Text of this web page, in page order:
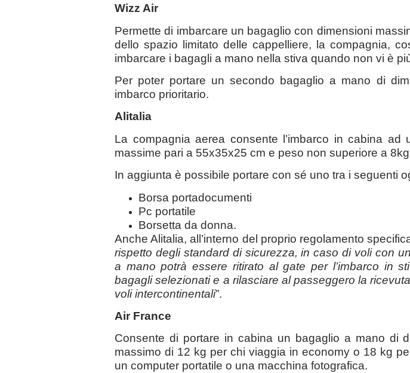
Wizz Air
Permette di imbarcare un bagaglio con dimensioni
dello spazio limitato delle cappelliere, la compagnia,
imbarcare i bagagli a mano nella stiva quando non vi è
Per poter portare un secondo bagaglio a mano di
imbarco prioritario.
Alitalia
La compagnia aerea consente l’imbarco in cabina
massime pari a 55x35x25 cm e peso non superiore a
In aggiunta è possibile portare con sé uno tra i seguenti
Borsa portadocumenti
Pc portatile
Borsetta da donna.
Anche Alitalia, all’interno del proprio regolamento
rispetto degli standard di sicurezza, in caso di voli con
a mano potrà essere ritirato al gate per l’imbarco in
bagagli selezionati e a rilasciare al passeggero la
voli intercontinentali”.
Air France
Consente di portare in cabina un bagaglio a mano di
massimo di 12 kg per chi viaggia in economy o 18 kg
un computer portatile o una macchina fotografica.